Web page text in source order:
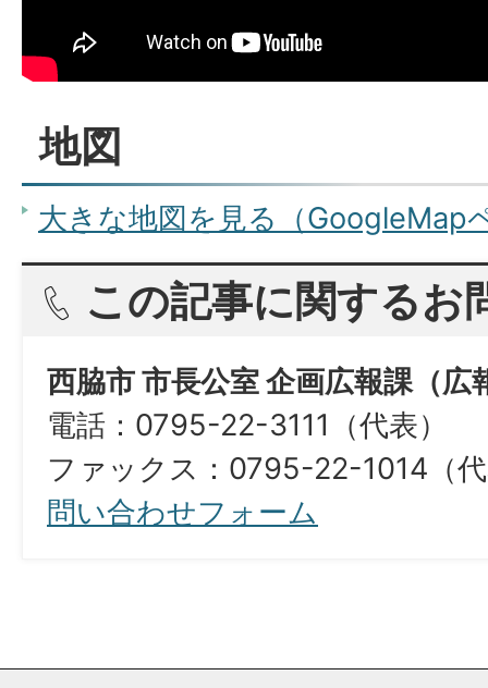
地図
大きな地図を見る（GoogleMap
この記事に関するお
西脇市 市長公室 企画広報課（広
電話：0795-22-3111（代表）
ファックス：0795-22-1014（
問い合わせフォーム